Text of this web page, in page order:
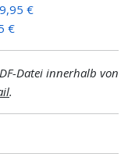
€
€
Datei innerhalb von
.